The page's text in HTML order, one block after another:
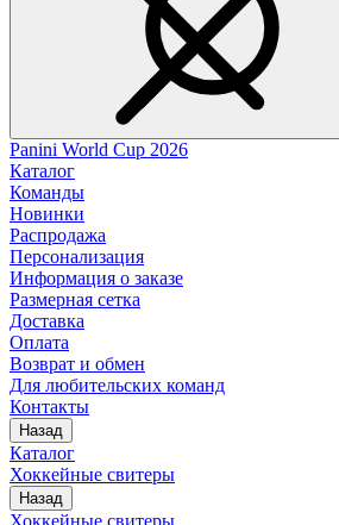
Panini World Cup 2026
Каталог
Команды
Новинки
Распродажа
Персонализация
Информация о заказе
Размерная сетка
Доставка
Оплата
Возврат и обмен
Для любительских команд
Контакты
Назад
Каталог
Хоккейные свитеры
Назад
Хоккейные свитеры